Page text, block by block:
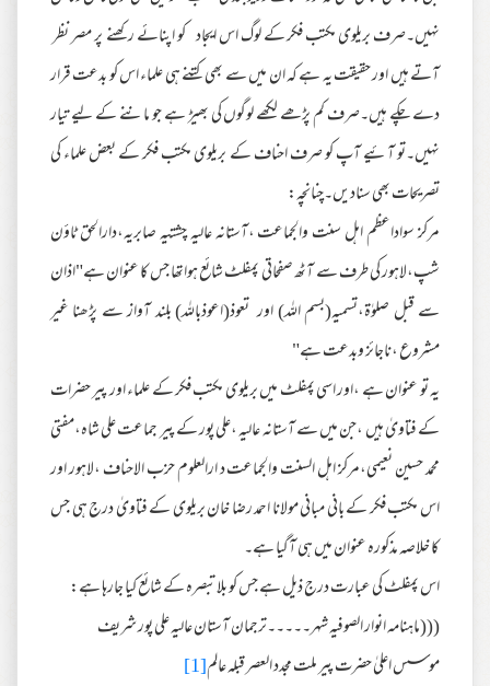
نہیں۔صرف بریلوی مکتب فکر کے لوگ اس ایجاد کو اپنائے رکھنے پر مصر نظر
آتے ہیں اور حقیقت یہ ہے کہ ان میں سے بھی کتنے ہی علماء اس کو بدعت قرار
دے چکے ہیں۔صرف کم پڑھے لکھے لوگوں کی بھیڑ ہے جو ماننے کے لیے تیار
نہیں۔تو آئیے آپ کو صرف احناف کے بریلوی مکتب فکر کے بعض علماء کی
تصریحات بھی سنادیں۔چنانچہ:
مرکز سواداعظم اہل سنت والجماعت ،آستانہ عالیہ چشتیہ صابریہ،دارالحق ٹاؤن
شپ،لاہور کی طرف سے آٹھ صفحاتی پمفلٹ شائع ہواتھا جس کا عنوان ہے"اذان
سے قبل صلوٰۃ،تسمیہ(بسم اللہ) اور تعوذ(اعوذباللہ) بلند آواز سے پڑھنا غیر
مشروع ،ناجائز وبدعت ہے"
یہ تو عنوان ہے ،اور اسی پمفلٹ میں بریلوی مکتب فکر کے علماء اور پیر حضرات
کے فتاویٰ ہیں ،جن میں سے آستانہ عالیہ ،علی پور کے پیر جماعت علی شاہ،مفتی
محمد حسین نعیمی،مرکز اہل السنت والجماعت د ارالعلوم حزب الاحناف ،لاہور اور
اس مکتب فکر کے بانی مبانی مولانا احمد رضا خان بریلوی کے فتاویٰ درج ہی جس
کا خلاصہ مذکورہ عنوان میں ہی آگیا ہے۔
اس پمفلٹ کی عبارت درج ذیل ہے جس کو بلاتبصرہ کے شائع کیا جارہا ہے:
(((ماہنامہ انوار الصوفیہ شہر۔۔۔۔۔ترجمان آستان عالیہ علی پور شریف
موسس اعلیٰ حضرت پیر ملت مجدد العصر قبلہ عالم[1]